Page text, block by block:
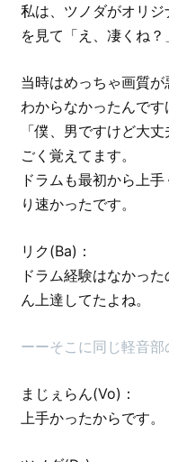
私は、ツノダがオリ
を見て「え、凄くね？
当時はめっちゃ画質
わからなかったんで
「僕、男ですけど大
ごく覚えてます。
ドラムも最初から上
り速かったです。
リク(Ba)：
ドラム経験はなかっ
ん上達してたよね。
ーーそこに同じ軽音
まじぇらん(Vo)：
上手かったからです。